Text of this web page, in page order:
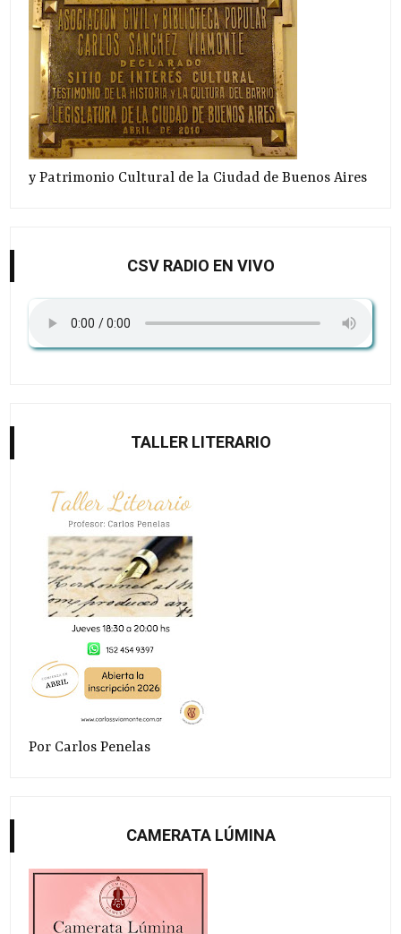
y Patrimonio Cultural de la Ciudad de Buenos Aires
CSV RADIO EN VIVO
TALLER LITERARIO
Por Carlos Penelas
CAMERATA LÚMINA